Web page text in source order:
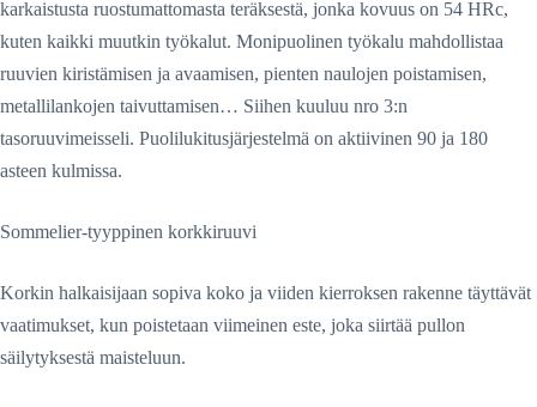
karkaistusta ruostumattomasta teräksestä, jonka kovuus on 54 HRc,
kuten kaikki muutkin työkalut. Monipuolinen työkalu mahdollistaa
ruuvien kiristämisen ja avaamisen, pienten naulojen poistamisen,
metallilankojen taivuttamisen… Siihen kuuluu nro 3:n
tasoruuvimeisseli. Puolilukitusjärjestelmä on aktiivinen 90 ja 180
asteen kulmissa.
Sommelier-tyyppinen korkkiruuvi
Korkin halkaisijaan sopiva koko ja viiden kierroksen rakenne täyttävät
vaatimukset, kun poistetaan viimeinen este, joka siirtää pullon
säilytyksestä maisteluun.